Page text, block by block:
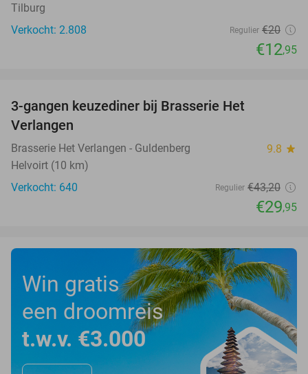
Tilburg
Verkocht: 2.808
Regulier €20
€12,95
3-gangen keuzediner bij Brasserie Het
Verlangen
Brasserie Het Verlangen - Guldenberg 9.8 star
Helvoirt (10 km)
Verkocht: 640
Regulier €43,20
€29,95
Win gratis
een droomreis
t.w.v. €3.000